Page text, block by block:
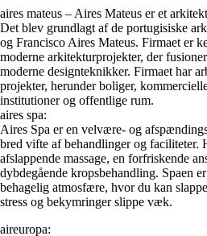
aires mateus – Aires Mateus er et
Det blev grundlagt af de portugisiske
og Francisco Aires Mateus. Firmaet er
moderne arkitekturprojekter, der
moderne designteknikker. Firmaet har
projekter, herunder boliger,
institutioner og offentlige rum.
aires spa:
Aires Spa er en velvære- og
bred vifte af behandlinger og faciliteter.
afslappende massage, en forfriskende
dybdegående kropsbehandling. Spaen
behagelig atmosfære, hvor du kan
stress og bekymringer slippe væk.
aireuropa: